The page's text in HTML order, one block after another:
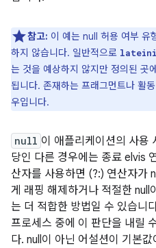
참고: 이 예는 null 허용 여부 유
하지 않습니다. 일반적으로
는 것을 예상하지 않지만 정의된 곳
됩니다. 존재하는 프래그먼트나 활
우입니다.
null 이 애플리케이션의 사용
당인 다른 경우에는 종료 elvis
산자를 사용하면 (?:) 연산자가
게 래핑 해제하거나 적절한 null
는 더 적합한 방법일 수 있습니
프로세스 중에 이 판단을 내릴
다. null이 아닌 어설션이 기본